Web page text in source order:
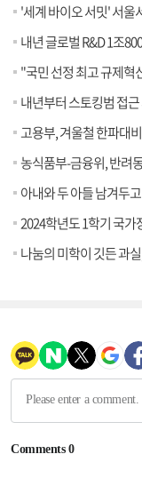
'세계 바이오 서밋' 서울
내년 글로벌 R&D 1조
"국민 선정 최고 규제혁
내년부터 스토킹범 접
고용부, 겨울철 한파대
농식품부-금융위, 반려
아내와 두 아들 남겨두고 참전한
2024학년도 1학기 국가
나눔의 미학이 깃든 과